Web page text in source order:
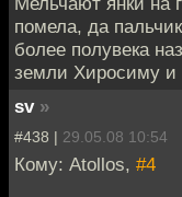
помела, да
более полувека
земли Хиросиму и
sv »
#438 | 29.05.08 10:54
Кому: Atollos, #4